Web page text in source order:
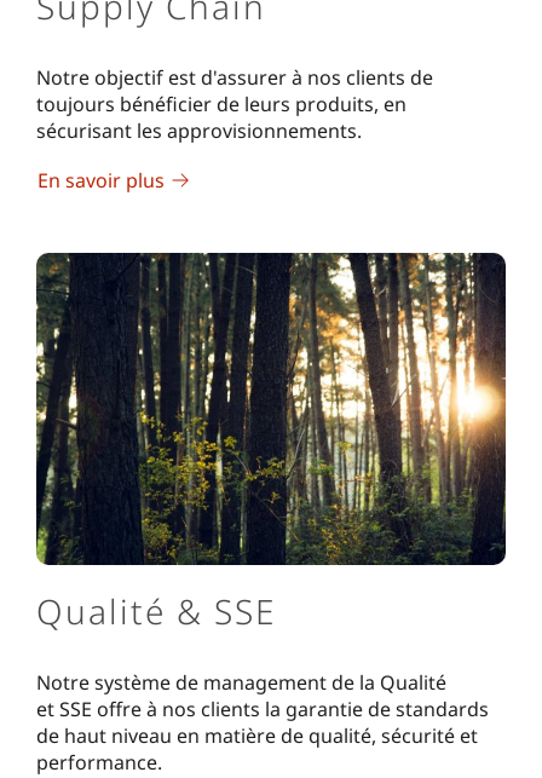
Notre objectif est d'assurer à nos clients de
toujours bénéficier de leurs produits, en
sécurisant les approvisionnements.
En savoir plus
Qualité & SSE
Notre système de management de la Qualité
et SSE offre à nos clients la garantie de standards
de haut niveau en matière de qualité, sécurité et
performance.